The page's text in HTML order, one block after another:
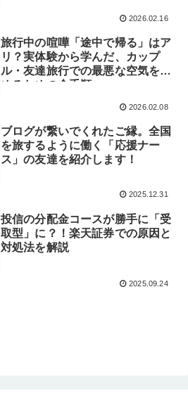
2026.02.16
旅行中の喧嘩「途中で帰る」はア
リ？実体験から学んだ、カップ
ル・友達旅行での最悪な空気を収
めるための全手順
2026.02.08
ブログが繋いでくれたご縁。全国
を旅するように働く「応援ナー
ス」の友達を紹介します！
2025.12.31
投信の分配金コースが勝手に「受
取型」に？！楽天証券での原因と
対処法を解説
2025.09.24